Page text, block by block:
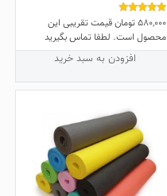
نمره
4.60
از 5
580,000تومانقیمت تقریبی این
محصول است. لطفا تماس بگیرید
افزودن به سبد خرید